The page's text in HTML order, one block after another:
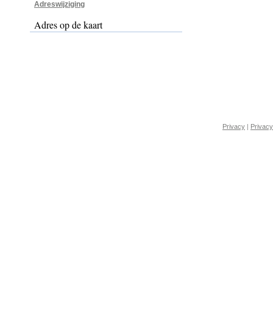
Adreswijziging
Adres op de kaart
Privacy |